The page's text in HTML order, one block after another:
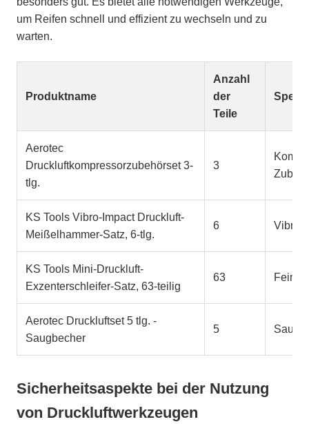
um Reifen schnell und effizient zu wechseln und zu
warten.
Produktname
Anzahl
der
Teile
Aerotec
Druckluftkompressorzubehörset 3-
tlg.
3
KS Tools Vibro-Impact Druckluft-
Meißelhammer-Satz, 6-tlg.
6
KS Tools Mini-Druckluft-
Exzenterschleifer-Satz, 63-teilig
63
Aerotec Druckluftset 5 tlg. -
Saugbecher
5
Sicherheitsaspekte bei der Nutzung
von Druckluftwerkzeugen